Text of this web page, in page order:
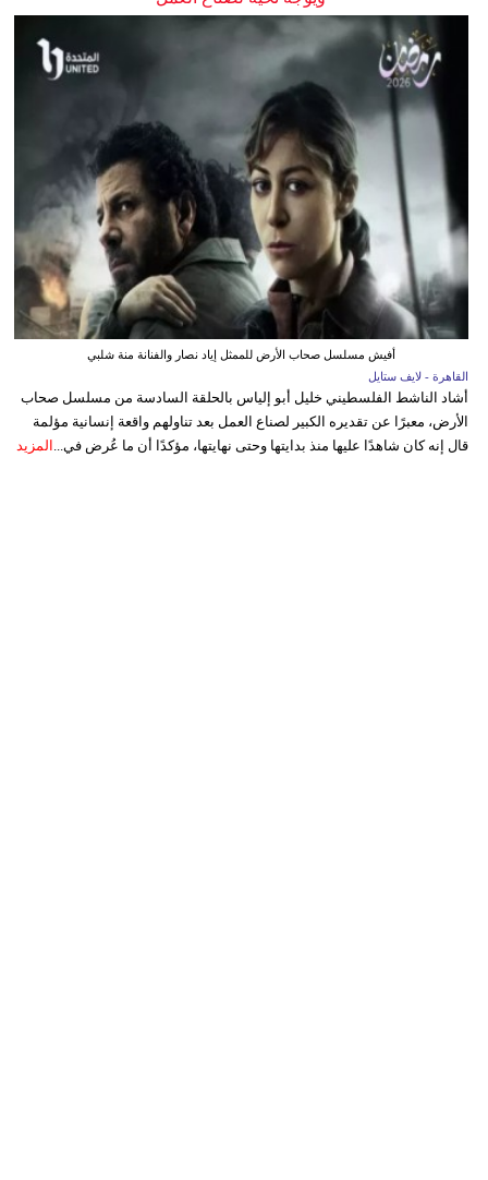
أفيش مسلسل صحاب الأرض للممثل إياد نصار والفنانة منة شلبي
القاهرة - لايف ستايل
أشاد الناشط الفلسطيني خليل أبو إلياس بالحلقة السادسة من مسلسل صحاب
الأرض، معبرًا عن تقديره الكبير لصناع العمل بعد تناولهم واقعة إنسانية مؤلمة
قال إنه كان شاهدًا عليها منذ بدايتها وحتى نهايتها، مؤكدًا أن ما عُرض في... المزيد